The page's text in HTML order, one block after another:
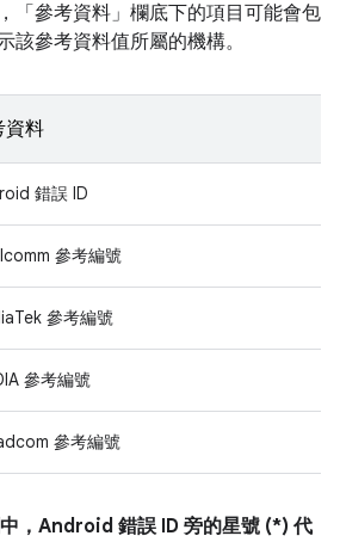
「參考資料」 欄底下的項目可能會包
該參考資料值所屬的機構。
資料
錯誤 ID
參考編號
參考編號
參考編號
參考編號
，Android 錯誤 ID 旁的星號 (*) 代